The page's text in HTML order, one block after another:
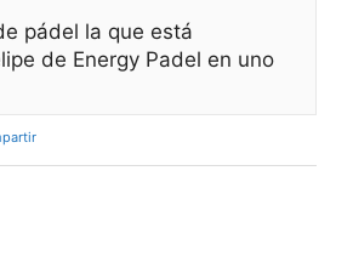
pádel la que está
de Energy Padel en uno